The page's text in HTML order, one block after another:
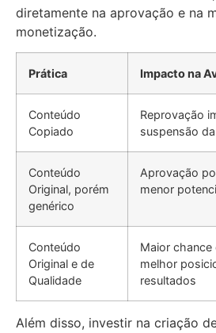
diretamente na aprovação e na
monetização.
Prática Impacto na
Conteúdo
Copiado
Reprovação
suspensão
Conteúdo
Original, porém
genérico
Aprovação
menor
Conteúdo
Original e de
Qualidade
Maior
melhor
resultados
Além disso, investir na criação